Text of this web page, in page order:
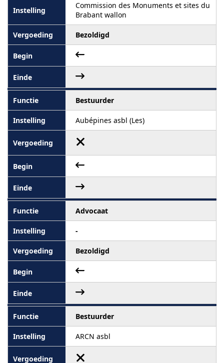
Commission des Monuments et sites du
Brabant wallon
Bezoldigd
Bestuurder
Aubépines asbl (Les)
Advocaat
-
Bezoldigd
Bestuurder
ARCN asbl